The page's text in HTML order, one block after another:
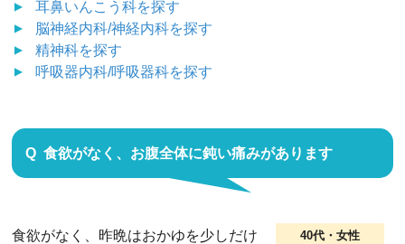
耳鼻いんこう科を探す
脳神経内科/神経内科を探す
精神科を探す
呼吸器内科/呼吸器科を探す
食欲がなく、お腹全体に鈍い痛みがあります
40代・女性
食欲がなく、昨晩はおかゆを少しだけ